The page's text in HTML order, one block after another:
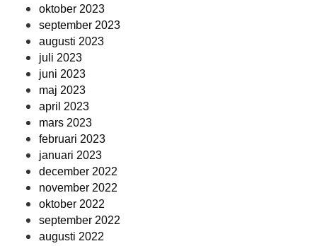
oktober 2023
september 2023
augusti 2023
juli 2023
juni 2023
maj 2023
april 2023
mars 2023
februari 2023
januari 2023
december 2022
november 2022
oktober 2022
september 2022
augusti 2022